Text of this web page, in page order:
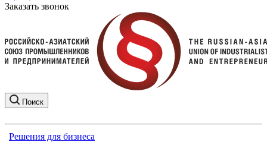
Заказать звонок
Поиск
Решения для бизнеса